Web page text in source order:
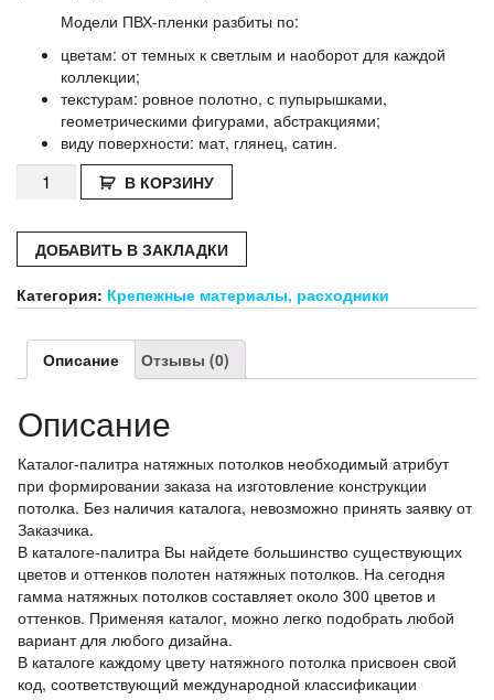
Модели ПВХ-пленки разбиты по:
цветам: от темных к светлым и наоборот для каждой
коллекции;
текстурам: ровное полотно, с пупырышками,
геометрическими фигурами, абстракциями;
виду поверхности: мат, глянец, сатин.
Количество
Каталог-
натяжных
потолков
В КОРЗИНУ
ДОБАВИТЬ В ЗАКЛАДКИ
Категория: Крепежные материалы, расходники
Описание Отзывы (0)
Описание
Каталог-палитра натяжных потолков необходимый атрибут
при формировании заказа на изготовление конструкции
потолка. Без наличия каталога, невозможно принять заявку от
Заказчика.
В каталоге-палитра Вы найдете большинство существующих
цветов и оттенков полотен натяжных потолков. На сегодня
гамма натяжных потолков составляет около 300 цветов и
оттенков. Применяя каталог, можно легко подобрать любой
вариант для любого дизайна.
В каталоге каждому цвету натяжного потолка присвоен свой
код, соответствующий международной классификации